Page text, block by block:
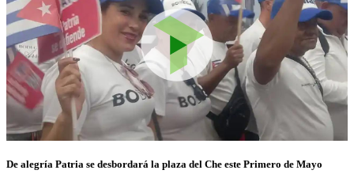
De alegría Patria se desbordará la plaza del Che este Primero de Mayo